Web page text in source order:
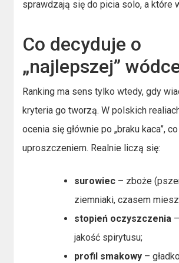
sprawdzają się do picia solo, a które
Co decyduje o
„najlepszej”
Ranking ma sens tylko wtedy, gdy
kryteria go tworzą. W polskich
ocenia się głównie po „braku kaca”,
uproszczeniem. Realnie liczą się:
surowiec – zboże
ziemniaki, czasem
stopień oczyszczenia
jakość spirytusu;
profil smakowy –